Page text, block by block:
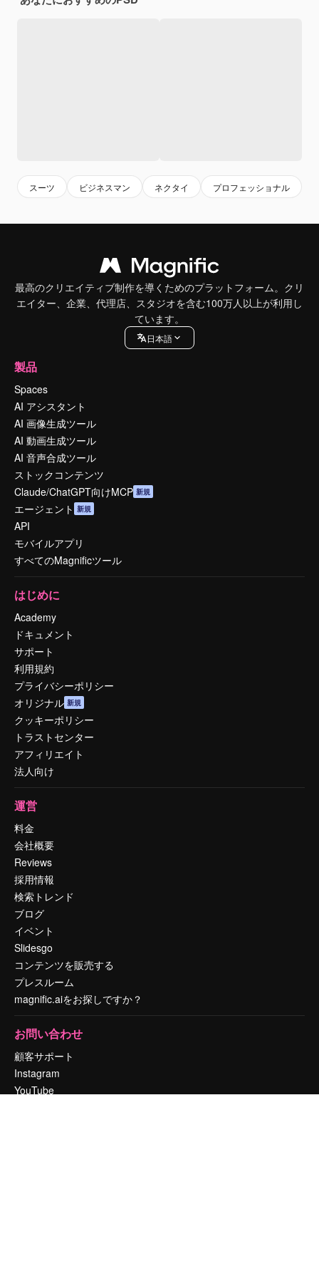
スーツ ビジネスマン ネクタイ プロフェッショナル
最高のクリエイティブ制作を導くためのプラットフォーム。クリ
エイター、企業、代理店、スタジオを含む100万人以上が利用し
ています。
日本語
製品
Spaces
AI アシスタント
AI 画像生成ツール
AI 動画生成ツール
AI 音声合成ツール
ストックコンテンツ
Claude/ChatGPT向けMCP 新規
エージェント 新規
API
モバイルアプリ
すべてのMagnificツール
はじめに
Academy
ドキュメント
サポート
利用規約
プライバシーポリシー
オリジナル 新規
クッキーポリシー
トラストセンター
アフィリエイト
法人向け
運営
料金
会社概要
Reviews
採用情報
検索トレンド
ブログ
イベント
Slidesgo
コンテンツを販売する
プレスルーム
magnific.aiをお探しですか？
お問い合わせ
顧客サポート
Instagram
YouTube